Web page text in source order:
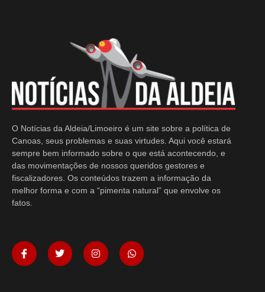
O Notícias da Aldeia/Limoeiro é um site sobre a política de
Canoas, seus problemas e suas virtudes. Aqui você estará
sempre bem informado sobre o que está acontecendo, e
das movimentações de nossos queridos gestores e
fiscalizadores. Os conteúdos trazem a informação da
melhor forma e com a “pimenta natural” que envolve os
fatos.